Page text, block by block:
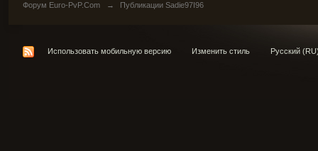
Форум Euro-PvP.Com → Публикации Sadie97I96
Использовать мобильную версию Изменить стиль Русский